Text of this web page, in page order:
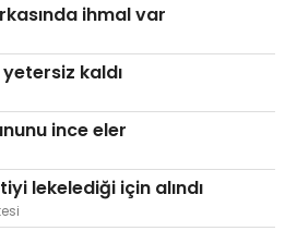
ihmal var
kaldı
ince eler
lekelediği için alındı